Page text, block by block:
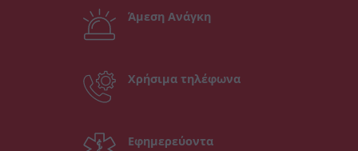
Άμεση Ανάγκη
Χρήσιμα τηλέφωνα
Εφημερεύοντα